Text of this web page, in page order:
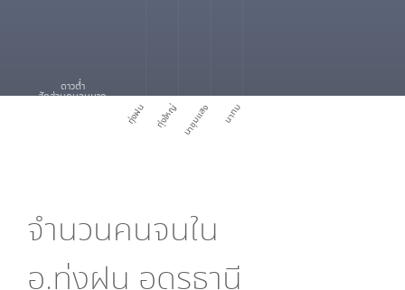
ทุ่งฝน ทุ่งใหญ่ นาชุมแสง นาทม
ดาวต่ำ
สัดส่วนคนจนมาก
จำนวนคนจนใน
อ.ทุ่งฝน อุดรธานี